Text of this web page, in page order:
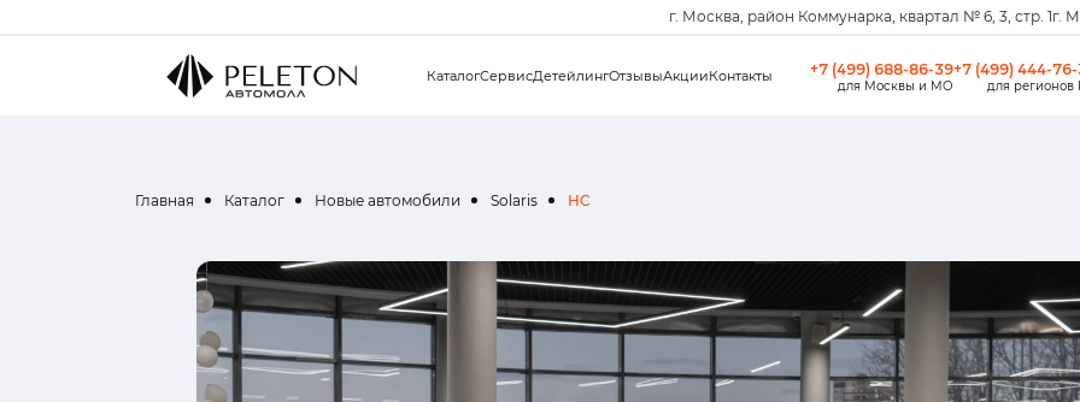
г. Москва, район Коммунарка, квартал № 6, 3, стр. 1г.
КаталогСервисДетейлингОтзывыАкцииКонтакты +7 (499) 688-86-39
для Москвы и МО
+7 (499) 444-
для регионов
Главная Каталог Новые автомобили Solaris HC